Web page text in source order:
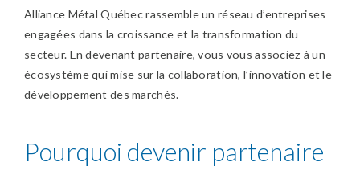
Alliance Métal Québec rassemble un réseau d’entreprises
engagées dans la croissance et la transformation du
secteur. En devenant partenaire, vous vous associez à un
écosystème qui mise sur la collaboration, l’innovation et le
développement des marchés.
Pourquoi devenir partenaire